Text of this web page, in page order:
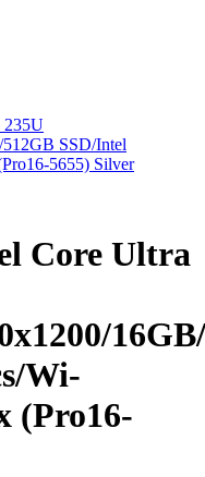
235U
SSD/Intel
5655) Silver
Core Ultra
Wi-
(Pro16-